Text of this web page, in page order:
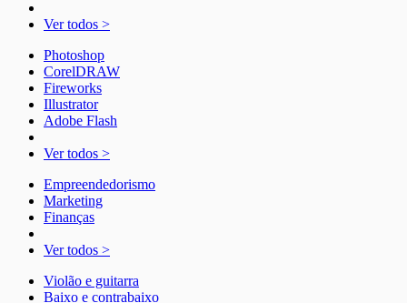
Ver todos >
Photoshop
CorelDRAW
Fireworks
Illustrator
Adobe Flash
Ver todos >
Empreendedorismo
Marketing
Finanças
Ver todos >
Violão e guitarra
Baixo e contrabaixo